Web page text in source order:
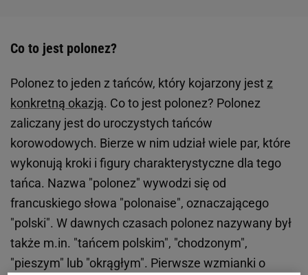
Co to jest polonez?
Polonez to jeden z tańców, który kojarzony jestz
konkretną okazją. Co to jest polonez? Polonez
zaliczany jest do uroczystych tańców
korowodowych. Bierze w nim udział wiele par, które
wykonują kroki i figury charakterystyczne dla tego
tańca. Nazwa "polonez" wywodzi się od
francuskiego słowa "polonaise", oznaczającego
"polski". W dawnych czasach polonez nazywany był
także m.in. "tańcem polskim", "chodzonym",
"pieszym" lub "okrągłym". Pierwsze wzmianki o